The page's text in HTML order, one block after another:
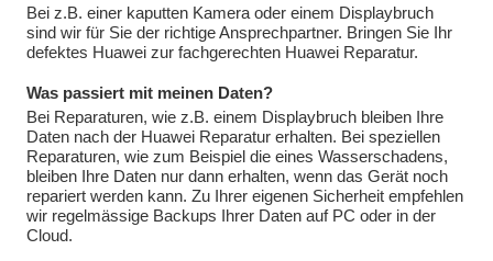
Bei z.B. einer kaputten Kamera oder einem Displaybruch
sind wir für Sie der richtige Ansprechpartner. Bringen Sie Ihr
defektes Huawei zur fachgerechten Huawei Reparatur.
Was passiert mit meinen Daten?
Bei Reparaturen, wie z.B. einem Displaybruch bleiben Ihre
Daten nach der Huawei Reparatur erhalten. Bei speziellen
Reparaturen, wie zum Beispiel die eines Wasserschadens,
bleiben Ihre Daten nur dann erhalten, wenn das Gerät noch
repariert werden kann. Zu Ihrer eigenen Sicherheit empfehlen
wir regelmässige Backups Ihrer Daten auf PC oder in der
Cloud.